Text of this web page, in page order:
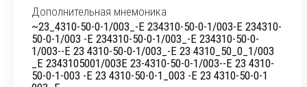
Дополнительная мнемоника
~23_4310-50-0-1/003_-E 234310-50-0-1/003-E 234310-
50-0-1/003 -E 234310-50-0-1/003_-E 234310-50-0-
1/003--E 23 4310-50-0-1/003_-E 23 4310_50_0_1/003
_E 2343105001/003E 23-4310-50-0-1/003--E 23 4310-
50-0-1-003 -E 23 4310-50-0-1_003 -E 23 4310-50-0-1